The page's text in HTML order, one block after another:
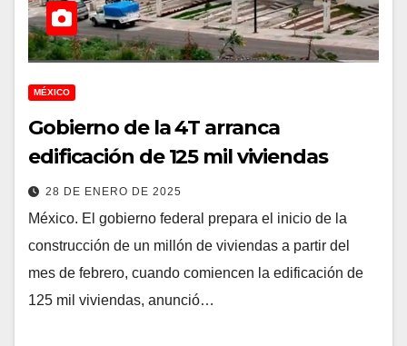
MÉXICO
Gobierno de la 4T arranca
edificación de 125 mil viviendas
28 DE ENERO DE 2025
México. El gobierno federal prepara el inicio de la
construcción de un millón de viviendas a partir del
mes de febrero, cuando comiencen la edificación de
125 mil viviendas, anunció…